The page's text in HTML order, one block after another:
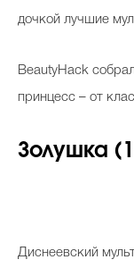
Папа может
дочкой лучшие
BeautyHack
принцесс – от
Золушка
Диснеевский